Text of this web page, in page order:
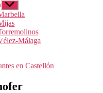
Mostrar
el
submenú
Málaga
en Castellón